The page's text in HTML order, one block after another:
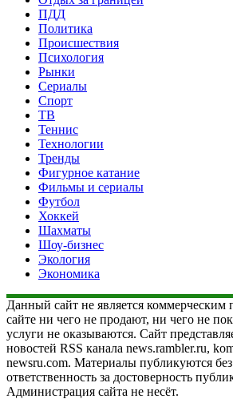
ПДД
Политика
Происшествия
Психология
Рынки
Сериалы
Спорт
ТВ
Теннис
Технологии
Тренды
Фигурное катание
Фильмы и сериалы
Футбол
Хоккей
Шахматы
Шоу-бизнес
Экология
Экономика
Данный сайт не является коммерческим
сайте ни чего не продают, ни чего не
услуги не оказываются. Сайт
новостей RSS канала news.rambler.ru,
newsru.com. Материалы публикуются
ответственность за достоверность
Администрация сайта не несёт.